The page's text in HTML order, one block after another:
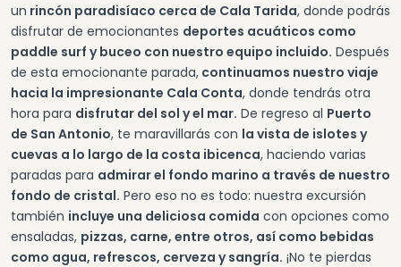
un rincón paradisíaco cerca de Cala Tarida, donde podrás
disfrutar de emocionantes deportes acuáticos como
paddle surf y buceo con nuestro equipo incluido. Después
de esta emocionante parada, continuamos nuestro viaje
hacia la impresionante Cala Conta, donde tendrás otra
hora para disfrutar del sol y el mar. De regreso al Puerto
de San Antonio, te maravillarás con la vista de islotes y
cuevas a lo largo de la costa ibicenca, haciendo varias
paradas para admirar el fondo marino a través de nuestro
fondo de cristal. Pero eso no es todo: nuestra excursión
también incluye una deliciosa comida con opciones como
ensaladas, pizzas, carne, entre otros, así como bebidas
como agua, refrescos, cerveza y sangría. ¡No te pierdas